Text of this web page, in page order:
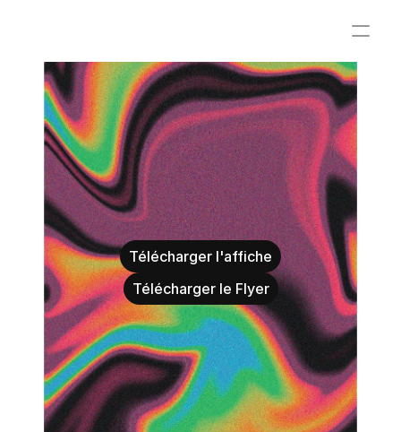
Télécharger l'affiche
Télécharger le Flyer